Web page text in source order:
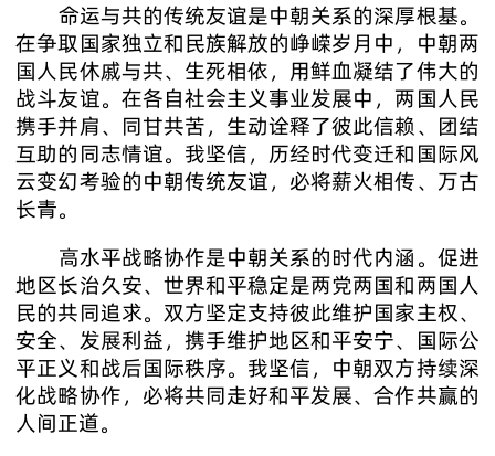
命运与共的传统友谊是中朝关系的深厚根基。
在争取国家独立和民族解放的峥嵘岁月中，中朝两
国人民休戚与共、生死相依，用鲜血凝结了伟大的
战斗友谊。在各自社会主义事业发展中，两国人民
携手并肩、同甘共苦，生动诠释了彼此信赖、团结
互助的同志情谊。我坚信，历经时代变迁和国际风
云变幻考验的中朝传统友谊，必将薪火相传、万古
长青。
高水平战略协作是中朝关系的时代内涵。促进
地区长治久安、世界和平稳定是两党两国和两国人
民的共同追求。双方坚定支持彼此维护国家主权、
安全、发展利益，携手维护地区和平安宁、国际公
平正义和战后国际秩序。我坚信，中朝双方持续深
化战略协作，必将共同走好和平发展、合作共赢的
人间正道。